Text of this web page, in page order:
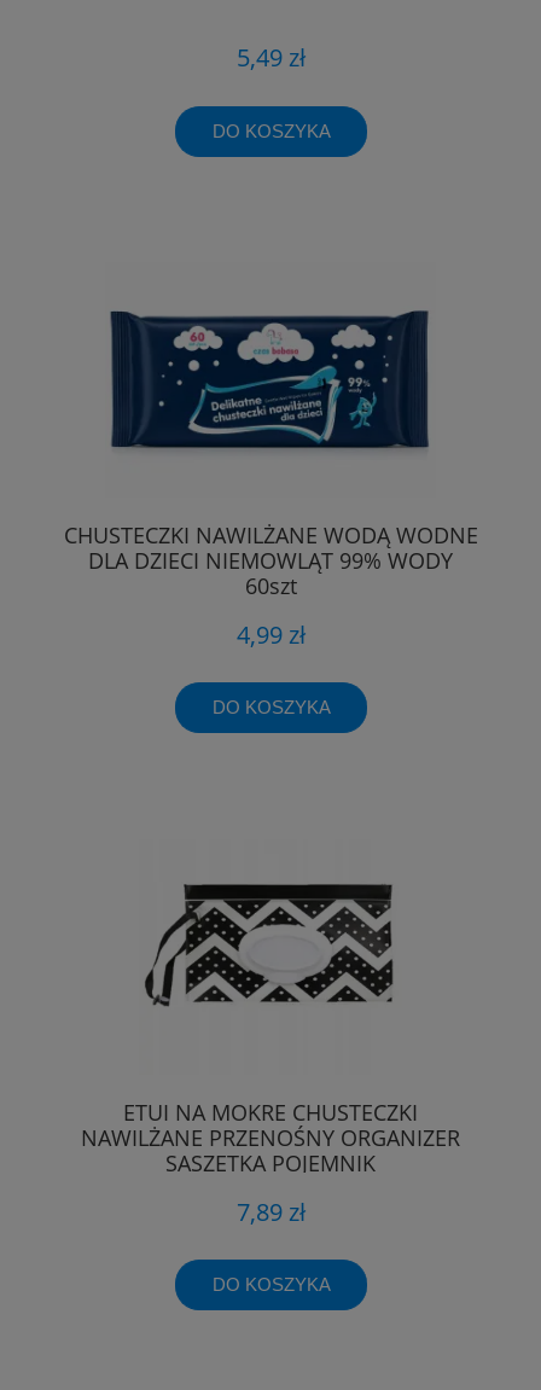
5,49 zł
DO KOSZYKA
CHUSTECZKI NAWILŻANE WODĄ WODNE
DLA DZIECI NIEMOWLĄT 99% WODY
60szt
4,99 zł
DO KOSZYKA
ETUI NA MOKRE CHUSTECZKI
NAWILŻANE PRZENOŚNY ORGANIZER
SASZETKA POJEMNIK
7,89 zł
DO KOSZYKA